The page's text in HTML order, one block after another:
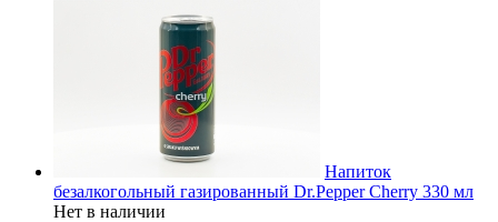
Напиток
безалкогольный газированный Dr.Pepper Cherry 330 мл
Нет в наличии